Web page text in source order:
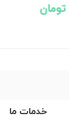
خدمات ما